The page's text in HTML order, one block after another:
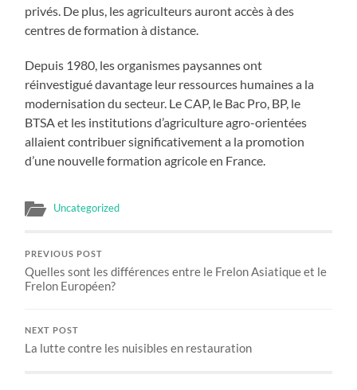
privés. De plus, les agriculteurs auront accès à des
centres de formation à distance.
Depuis 1980, les organismes paysannes ont
réinvestigué davantage leur ressources humaines a la
modernisation du secteur. Le CAP, le Bac Pro, BP, le
BTSA et les institutions d’agriculture agro-orientées
allaient contribuer significativement a la promotion
d’une nouvelle formation agricole en France.
Uncategorized
PREVIOUS POST
Quelles sont les différences entre le Frelon Asiatique et le
Frelon Européen?
NEXT POST
La lutte contre les nuisibles en restauration